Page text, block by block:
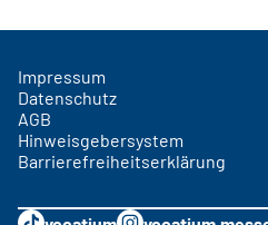
Impressum
Datenschutz
AGB
Hinweisgebersystem
Barrierefreiheitserklärung